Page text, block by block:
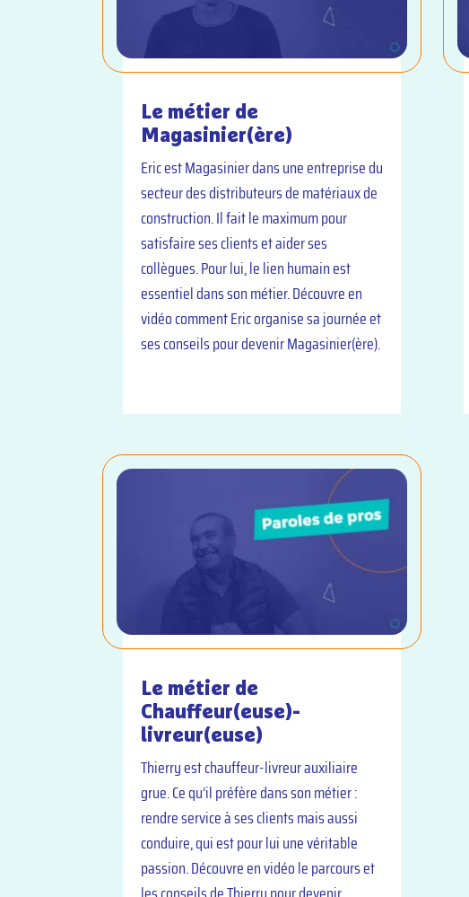
Le métier de
Magasinier(ère)
Eric est Magasinier dans une entreprise du
secteur des distributeurs de matériaux de
construction. Il fait le maximum pour
satisfaire ses clients et aider ses
collègues. Pour lui, le lien humain est
essentiel dans son métier. Découvre en
vidéo comment Eric organise sa journée et
ses conseils pour devenir Magasinier(ère).
Le métier de
Chauffeur(euse)-
livreur(euse)
Thierry est chauffeur-livreur auxiliaire
grue. Ce qu’il préfère dans son métier :
rendre service à ses clients mais aussi
conduire, qui est pour lui une véritable
passion. Découvre en vidéo le parcours et